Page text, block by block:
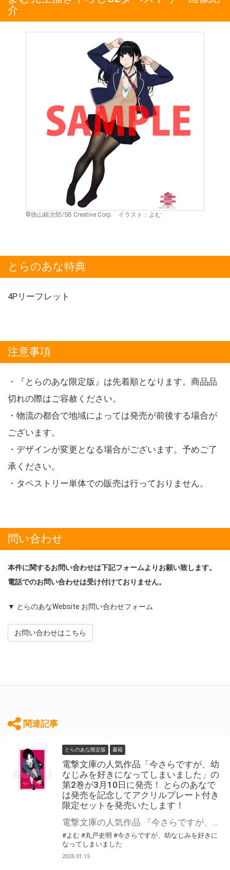
介
©徳山銀次郎/SB Creative Corp. イラスト：よむ
とらのあな特典
4Pリーフレット
注意事項
・『とらのあな限定版』は先着順となります。商品品
切れの際はご容赦ください。
・物流の都合で地域によっては発売が前後する場合が
ございます。
・デザインが変更となる場合がございます。予めご了
承ください。
・タペストリー単体での販売は行っておりません。
問い合わせ
本件に関するお問い合わせは下記フォームよりお願い致します。
電話でのお問い合わせは受け付けておりません。
▼ とらのあなWebsite お問い合わせフォーム
お問い合わせはこちら
関連記事
とらのあな限定版 書籍
電撃文庫の人気作品「今さらですが、幼
なじみを好きになってしまいました」の
第2巻が3月10日に発売！ とらのあなで
は発売を記念してアクリルプレート付き
限定セットを発売いたします！
電撃文庫の人気作品 『今さらですが、幼なじみを好きになってしまいました』の第2巻が3月10日(火)に発売！ とらのあなでは発売を記念して「アクリルプレート付き」限定セットを発売いたします。 是非この機会にお買い求めください！
#よむ #丸戸史明 #今さらですが、幼なじみを好きに
なってしまいました
2026.01.15